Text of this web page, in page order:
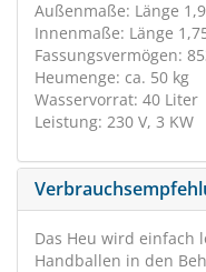
Außenmaße: Länge
Innenmaße: Länge
Fassungsvermögen:
Heumenge: ca. 50 kg
Wasservorrat: 40 Liter
Leistung: 230 V, 3 KW
Das Heu wird einfach
Handballen in den